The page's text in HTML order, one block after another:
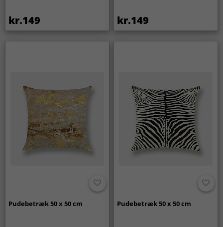
kr.149 kr.149
Pudebetræk 50 x 50 cm Pudebetræk 50 x 50 cm